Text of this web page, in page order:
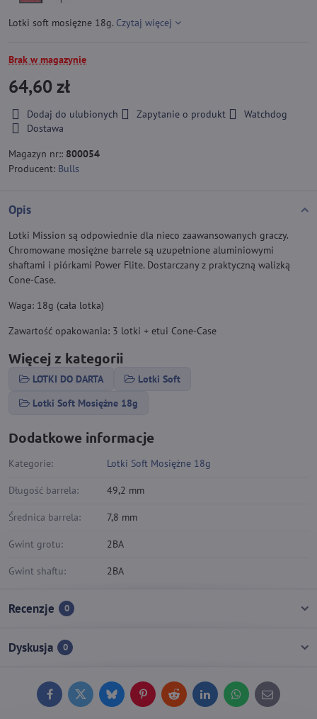
Lotki soft mosiężne 18g. Czytaj więcej
Brak w magazynie
64,60 zł
Dodaj do ulubionych Zapytanie o produkt
Watchdog
Dostawa
Magazyn nr:: 800054
Producent: Bulls
Opis
Lotki Mission są odpowiednie dla nieco zaawansowanych graczy.
Chromowane mosiężne barrele są uzupełnione aluminiowymi
shaftami i piórkami Power Flite. Dostarczany z praktyczną walizką
Cone-Case.
Waga: 18g (cała lotka)
Zawartość opakowania: 3 lotki + etui Cone-Case
Więcej z kategorii
LOTKI DO DARTA
Lotki Soft
Lotki Soft Mosiężne 18g
Dodatkowe informacje
Kategorie: Lotki Soft Mosiężne 18g
Długość barrela: 49,2 mm
Średnica barrela: 7,8 mm
Gwint grotu: 2BA
Gwint shaftu: 2BA
Recenzje 0
Dyskusja 0
FacebookTwitterBlueskyPinterestReddit LinkedInWhatsApp
E-
mail